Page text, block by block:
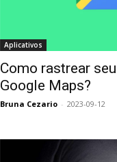
Aplicativos
Como rastrear
Google Maps?
Bruna Cezario - 2023-09-12